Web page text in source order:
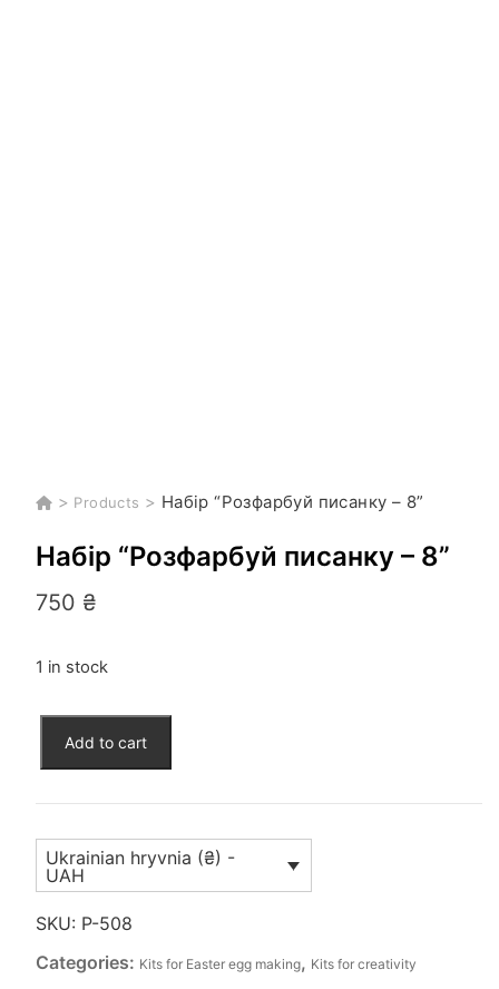
> Products > Набір “Розфарбуй писанку – 8”
Набір “Розфарбуй писанку – 8”
750 ₴
1 in stock
"Розфарбуй
-
8"
quantity
Add to cart
Ukrainian hryvnia (₴) -
UAH
SKU: P-508
Categories: Kits for Easter egg making, Kits for creativity